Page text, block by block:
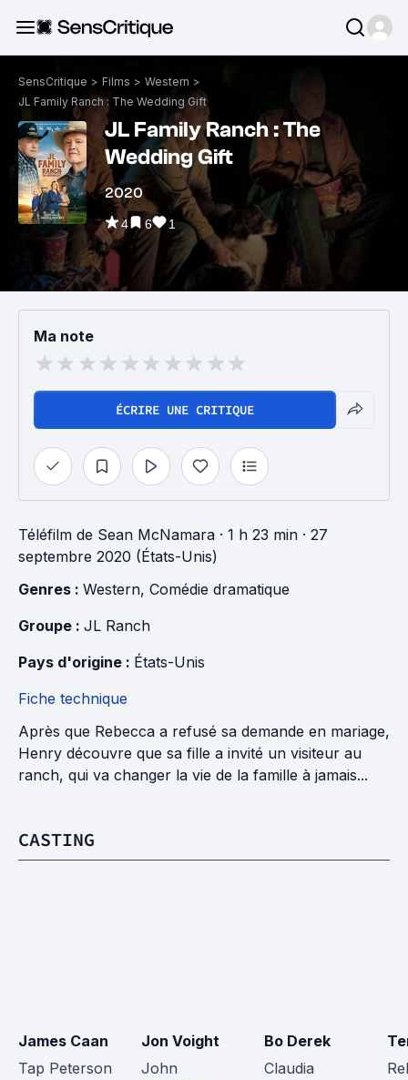
SensCritique > Films > Western >
JL Family Ranch : The Wedding Gift
JL Family Ranch : The
Wedding Gift
2020
4 6 1
Ma note
ÉCRIRE UNE CRITIQUE
Téléfilm de Sean McNamara · 1 h 23 min · 27
septembre 2020 (États-Unis)
Genres : Western, Comédie dramatique
Groupe : JL Ranch
Pays d'origine : États-Unis
Fiche technique
Après que Rebecca a refusé sa demande en mariage,
Henry découvre que sa fille a invité un visiteur au
ranch, qui va changer la vie de la famille à jamais...
CASTING
James Caan
Tap Peterson
Jon Voight
John
Bo Derek
Claudia